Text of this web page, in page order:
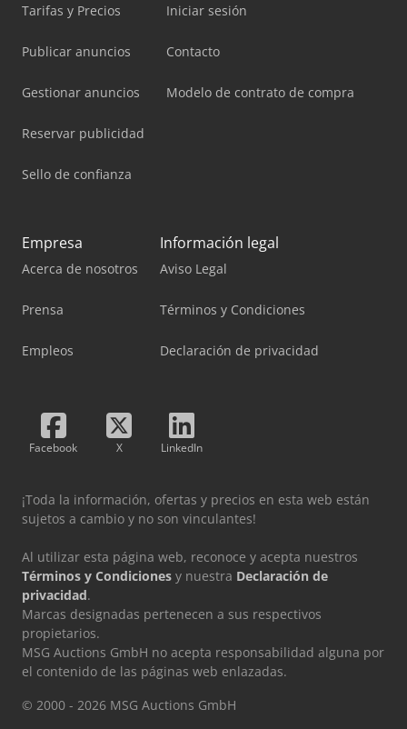
Tarifas y Precios
Publicar anuncios
Gestionar anuncios
Reservar publicidad
Sello de confianza
Iniciar sesión
Contacto
Modelo de contrato de compra
Empresa
Acerca de nosotros
Prensa
Empleos
Información legal
Aviso Legal
Términos y Condiciones
Declaración de privacidad
Facebook X LinkedIn
¡Toda la información, ofertas y precios en esta web están
sujetos a cambio y no son vinculantes!
Al utilizar esta página web, reconoce y acepta nuestros
Términos y Condiciones y nuestra Declaración de
privacidad.
Marcas designadas pertenecen a sus respectivos
propietarios.
MSG Auctions GmbH no acepta responsabilidad alguna por
el contenido de las páginas web enlazadas.
© 2000 - 2026 MSG Auctions GmbH